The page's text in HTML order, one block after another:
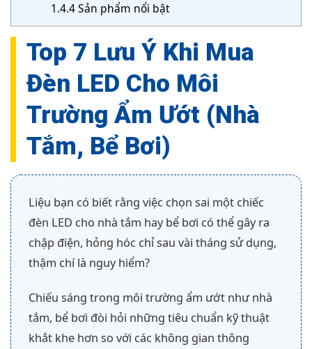
1.4.4Sản phẩm nổi bật
Top 7 Lưu Ý Khi Mua
Đèn LED Cho Môi
Trường Ẩm Ướt (Nhà
Tắm, Bể Bơi)
Liệu bạn có biết rằng việc chọn sai một chiếc
đèn LED cho nhà tắm hay bể bơi có thể gây ra
chập điện, hỏng hóc chỉ sau vài tháng sử dụng,
thậm chí là nguy hiểm?
Chiếu sáng trong môi trường ẩm ướt như nhà
tắm, bể bơi đòi hỏi những tiêu chuẩn kỹ thuật
khắt khe hơn so với các không gian thông